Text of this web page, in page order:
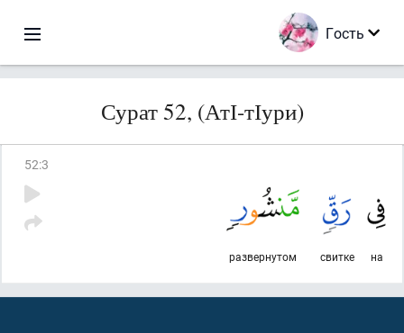
Гость
Сурат 52, (АтІ-тІури)
52:3
на
свитке
развернутом